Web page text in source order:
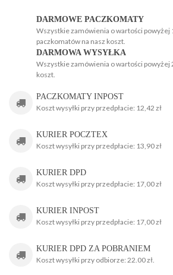
DARMOWE PACZKOMATY
Wszystkie zamówienia o wartości powyżej
paczkomatów na nasz koszt.
DARMOWA WYSYŁKA
Wszystkie zamówienia o wartości powyżej
koszt.
PACZKOMATY INPOST
Koszt wysyłki przy przedpłacie: 12,42 zł
KURIER POCZTEX
Koszt wysyłki przy przedpłacie: 13,90 zł
KURIER DPD
Koszt wysyłki przy przedpłacie: 17,00 zł
KURIER INPOST
Koszt wysyłki przy przedpłacie: 17,00 zł
KURIER DPD ZA POBRANIEM
Koszt wysyłki przy odbiorze: 22.00 zł.